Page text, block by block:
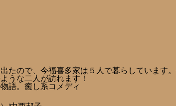
たので、今福喜多家は５人で暮らしていま
うな二人が訪れます！
語。癒し系コメディ